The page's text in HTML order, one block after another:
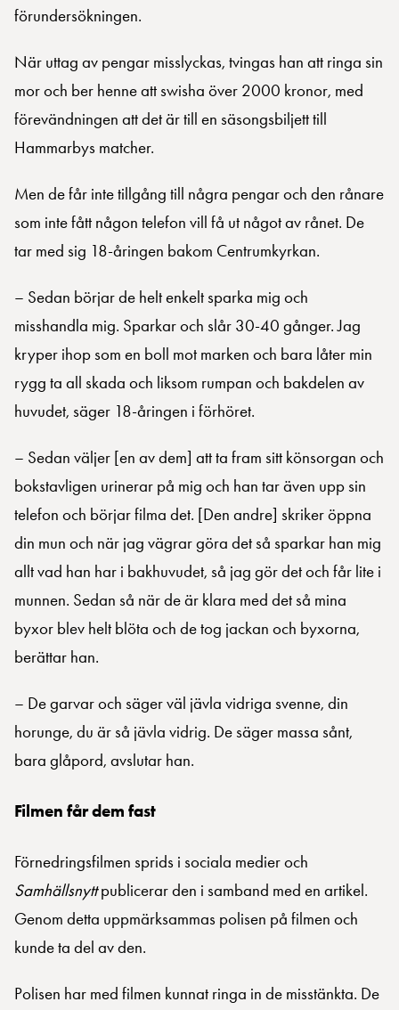
förundersökningen.
När uttag av pengar misslyckas, tvingas han att ringa sin
mor och ber henne att swisha över 2000 kronor, med
förevändningen att det är till en säsongsbiljett till
Hammarbys matcher.
Men de får inte tillgång till några pengar och den rånare
som inte fått någon telefon vill få ut något av rånet. De
tar med sig 18-åringen bakom Centrumkyrkan.
– Sedan börjar de helt enkelt sparka mig och
misshandla mig. Sparkar och slår 30-40 gånger. Jag
kryper ihop som en boll mot marken och bara låter min
rygg ta all skada och liksom rumpan och bakdelen av
huvudet, säger 18-åringen i förhöret.
– Sedan väljer [en av dem] att ta fram sitt könsorgan och
bokstavligen urinerar på mig och han tar även upp sin
telefon och börjar filma det. [Den andre] skriker öppna
din mun och när jag vägrar göra det så sparkar han mig
allt vad han har i bakhuvudet, så jag gör det och får lite i
munnen. Sedan så när de är klara med det så mina
byxor blev helt blöta och de tog jackan och byxorna,
berättar han.
– De garvar och säger väl jävla vidriga svenne, din
horunge, du är så jävla vidrig. De säger massa sånt,
bara glåpord, avslutar han.
Filmen får dem fast
Förnedringsfilmen sprids i sociala medier och
Samhällsnyttpublicerar den i samband med en artikel.
Genom detta uppmärksammas polisen på filmen och
kunde ta del av den.
Polisen har med filmen kunnat ringa in de misstänkta. De